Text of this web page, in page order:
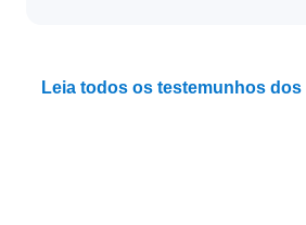
Leia todos os testemunhos dos